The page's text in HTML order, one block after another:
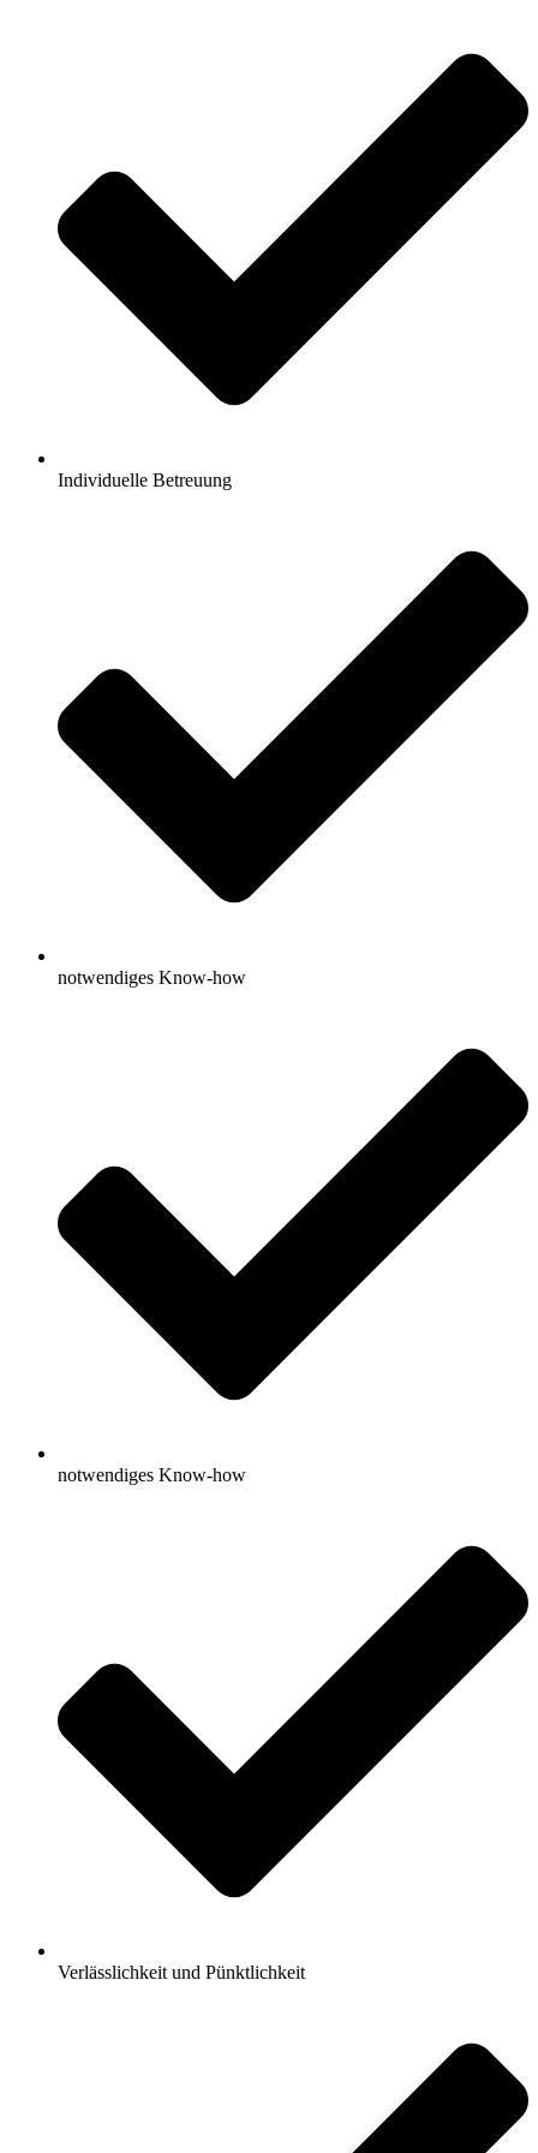
Individuelle Betreuung
notwendiges Know-how
notwendiges Know-how
Verlässlichkeit und Pünktlichkeit